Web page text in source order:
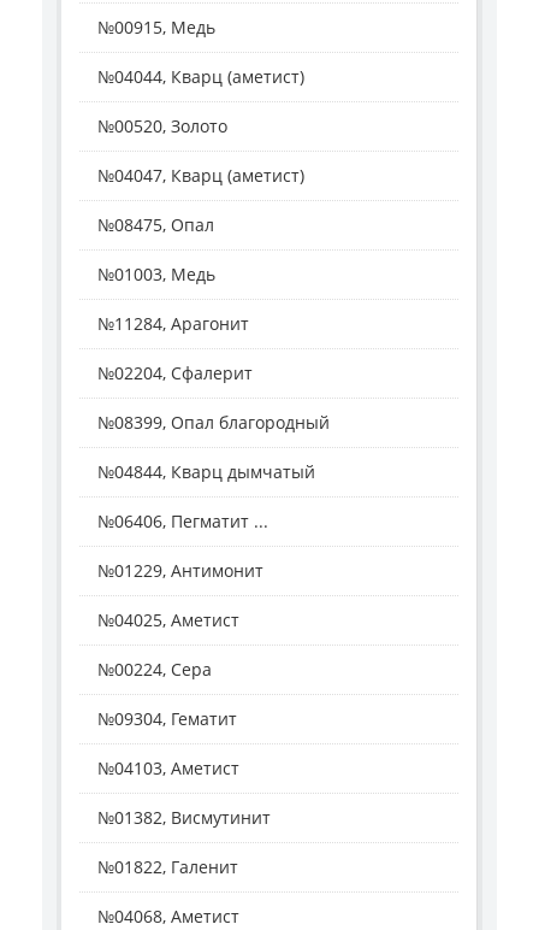
№00915, Медь
№04044, Кварц (аметист)
№00520, Золото
№04047, Кварц (аметист)
№08475, Опал
№01003, Медь
№11284, Арагонит
№02204, Сфалерит
№08399, Опал благородный
№04844, Кварц дымчатый
№06406, Пегматит ...
№01229, Антимонит
№04025, Аметист
№00224, Сера
№09304, Гематит
№04103, Аметист
№01382, Висмутинит
№01822, Галенит
№04068, Аметист